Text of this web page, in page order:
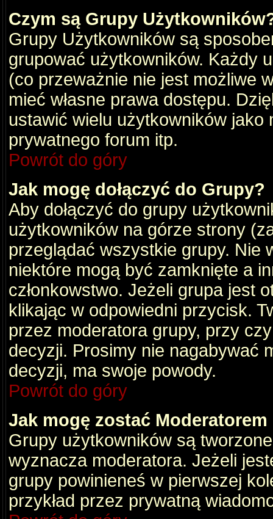
Czym są Grupy
Grupy Użytkowników są
grupować użytkowników. Każdy
(co przeważnie nie jest możliwe
mieć własne prawa dostępu.
ustawić wielu użytkowników
prywatnego forum itp.
Powrót do góry
Jak mogę dołączyć do Grupy?
Aby dołączyć do grupy
użytkowników na górze strony
przeglądać wszystkie grupy. Nie
niektóre mogą być zamknięte a
członkowstwo. Jeżeli grupa jest
klikając w odpowiedni przycisk.
przez moderatora grupy, przy
decyzji. Prosimy nie nagabywać
decyzji, ma swoje powody.
Powrót do góry
Jak mogę zostać
Grupy użytkowników są
wyznacza moderatora. Jeżeli
grupy powinieneś w pierwszej
przykład przez prywatną